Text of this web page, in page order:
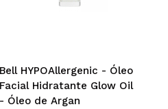
Bell HYPOAllergenic - Óleo
Facial Hidratante Glow Oil
- Óleo de Argan